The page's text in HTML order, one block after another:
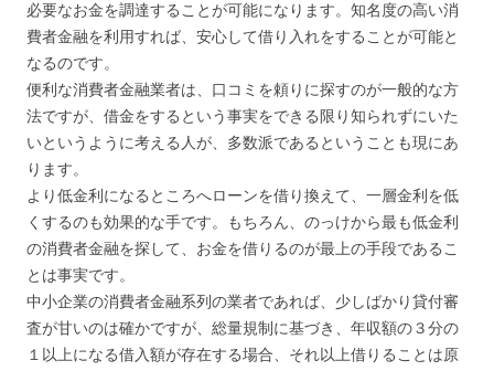
必要なお金を調達することが可能になります。知名度の高い消
費者金融を利用すれば、安心して借り入れをすることが可能と
なるのです。
便利な消費者金融業者は、口コミを頼りに探すのが一般的な方
法ですが、借金をするという事実をできる限り知られずにいた
いというように考える人が、多数派であるということも現にあ
ります。
より低金利になるところへローンを借り換えて、一層金利を低
くするのも効果的な手です。もちろん、のっけから最も低金利
の消費者金融を探して、お金を借りるのが最上の手段であるこ
とは事実です。
中小企業の消費者金融系列の業者であれば、少しばかり貸付審
査が甘いのは確かですが、総量規制に基づき、年収額の３分の
１以上になる借入額が存在する場合、それ以上借りることは原